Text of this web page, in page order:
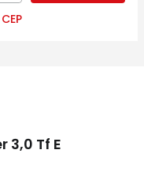
3,0 Tf E